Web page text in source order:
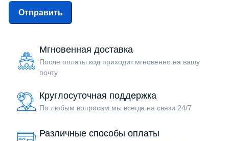
Мгновенная доставка
После оплаты код приходит мгновенно на вашу
почту
Круглосуточная поддержка
По любым вопросам мы всегда на связи 24/7
Различные способы оплаты